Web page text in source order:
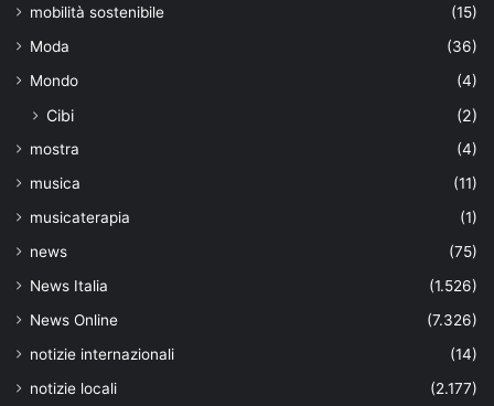
mobilità sostenibile
(15)
Moda
(36)
Mondo
(4)
Cibi (2)
mostra
(4)
musica
(11)
musicaterapia
(1)
news
(75)
News Italia
(1.526)
News Online
(7.326)
notizie internazionali
(14)
notizie locali
(2.177)